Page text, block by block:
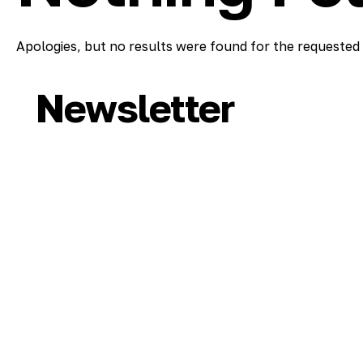
Apologies, but no results were found for the requested
Newsletter